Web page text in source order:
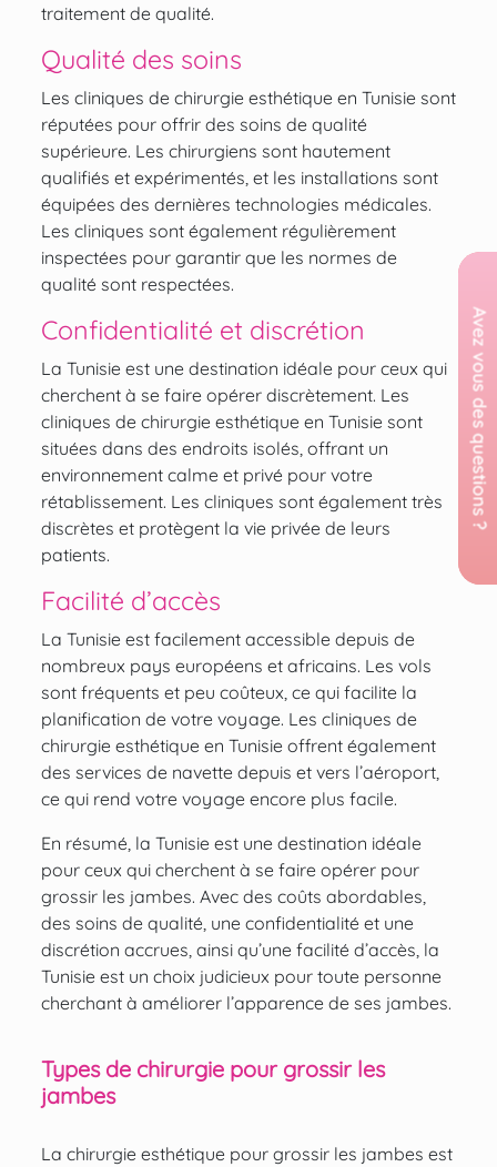
traitement de qualité.
Qualité des soins
Les cliniques de chirurgie esthétique en Tunisie sont
réputées pour offrir des soins de qualité
supérieure. Les chirurgiens sont hautement
qualifiés et expérimentés, et les installations sont
équipées des dernières technologies médicales.
Les cliniques sont également régulièrement
inspectées pour garantir que les normes de
qualité sont respectées.
Confidentialité et discrétion
La Tunisie est une destination idéale pour ceux qui
cherchent à se faire opérer discrètement. Les
cliniques de chirurgie esthétique en Tunisie sont
situées dans des endroits isolés, offrant un
environnement calme et privé pour votre
rétablissement. Les cliniques sont également très
discrètes et protègent la vie privée de leurs
patients.
Facilité d’accès
La Tunisie est facilement accessible depuis de
nombreux pays européens et africains. Les vols
sont fréquents et peu coûteux, ce qui facilite la
planification de votre voyage. Les cliniques de
chirurgie esthétique en Tunisie offrent également
des services de navette depuis et vers l’aéroport,
ce qui rend votre voyage encore plus facile.
En résumé, la Tunisie est une destination idéale
pour ceux qui cherchent à se faire opérer pour
grossir les jambes. Avec des coûts abordables,
des soins de qualité, une confidentialité et une
discrétion accrues, ainsi qu’une facilité d’accès, la
Tunisie est un choix judicieux pour toute personne
cherchant à améliorer l’apparence de ses jambes.
Types de chirurgie pour grossir les
jambes
La chirurgie esthétique pour grossir les jambes est